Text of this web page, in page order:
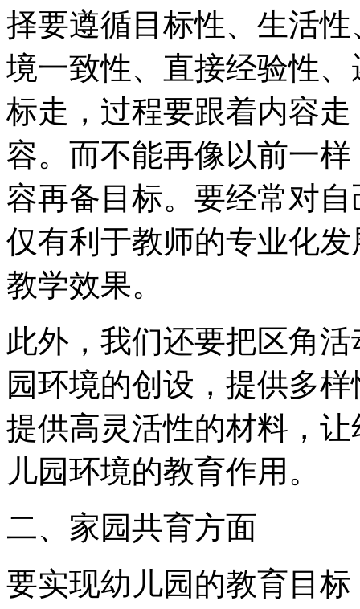
择要遵循目标性、生活
境一致性、直接经验性
标走，过程要跟着内容
容。而不能再像以前一
容再备目标。要经常对
仅有利于教师的专业化
教学效果。
此外，我们还要把区角
园环境的创设，提供多
提供高灵活性的材料，
儿园环境的教育作用。
二、家园共育方面
要实现幼儿园的教育目